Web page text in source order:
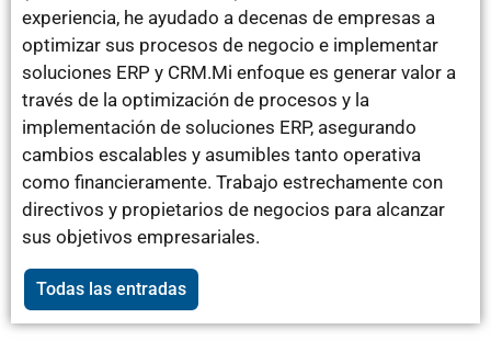
experiencia, he ayudado a decenas de empresas a
optimizar sus procesos de negocio e implementar
soluciones ERP y CRM.Mi enfoque es generar valor a
través de la optimización de procesos y la
implementación de soluciones ERP, asegurando
cambios escalables y asumibles tanto operativa
como financieramente. Trabajo estrechamente con
directivos y propietarios de negocios para alcanzar
sus objetivos empresariales.
Todas las entradas